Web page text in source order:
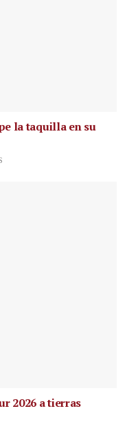
la taquilla en su
2026 a tierras